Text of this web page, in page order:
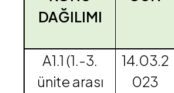
DAĞILIMI
A1.1 (1.-3.
ünite arası
14.03.2
023